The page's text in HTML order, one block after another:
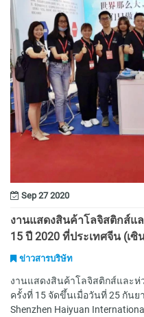
Sep 27 2020
งานแสดงสินค้าโลจิสติกส์แ
15 ปี 2020 ที่ประเทศจีน (เซิ
ข่าวสารบริษัท
งานแสดงสินค้าโลจิสติกส์และ
ครั้งที่ 15 จัดขึ้นเมื่อวันที่ 25 กัน
Shenzhen Haiyuan